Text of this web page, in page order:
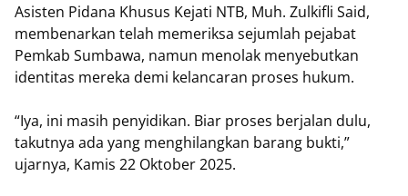
Asisten Pidana Khusus Kejati NTB, Muh. Zulkifli Said,
membenarkan telah memeriksa sejumlah pejabat
Pemkab Sumbawa, namun menolak menyebutkan
identitas mereka demi kelancaran proses hukum.
“Iya, ini masih penyidikan. Biar proses berjalan dulu,
takutnya ada yang menghilangkan barang bukti,”
ujarnya, Kamis 22 Oktober 2025.